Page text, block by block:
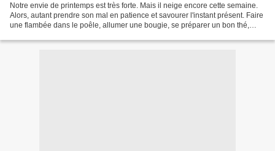
Notre envie de printemps est très forte. Mais il neige encore cette semaine.
Alors, autant prendre son mal en patience et savourer l'instant présent. Faire
une flambée dans le poêle, allumer une bougie, se préparer un bon thé,